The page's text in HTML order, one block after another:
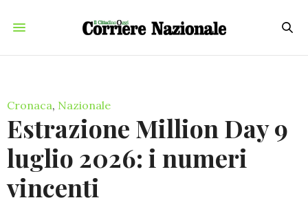
Cronaca, Nazionale
Estrazione Million Day 9
luglio 2026: i numeri
vincenti